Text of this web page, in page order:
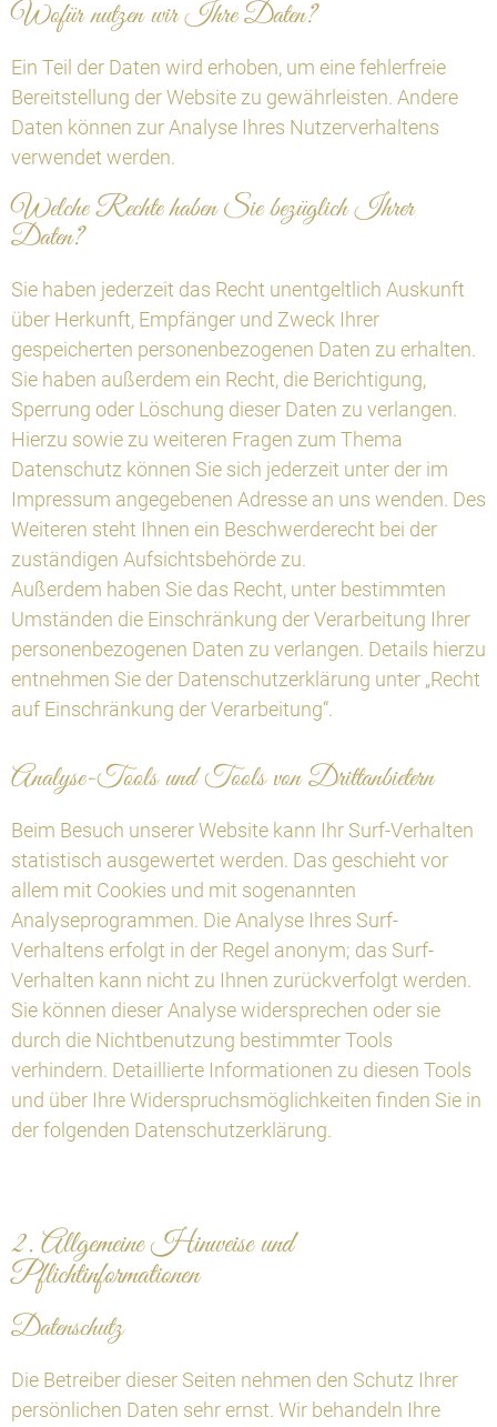
Wofür nutzen wir Ihre Daten?
Ein Teil der Daten wird erhoben, um eine fehlerfreie
Bereitstellung der Website zu gewährleisten. Andere
Daten können zur Analyse Ihres Nutzerverhaltens
verwendet werden.
Welche Rechte haben Sie bezüglich Ihrer
Daten?
Sie haben jederzeit das Recht unentgeltlich Auskunft
über Herkunft, Empfänger und Zweck Ihrer
gespeicherten personenbezogenen Daten zu erhalten.
Sie haben außerdem ein Recht, die Berichtigung,
Sperrung oder Löschung dieser Daten zu verlangen.
Hierzu sowie zu weiteren Fragen zum Thema
Datenschutz können Sie sich jederzeit unter der im
Impressum angegebenen Adresse an uns wenden. Des
Weiteren steht Ihnen ein Beschwerderecht bei der
zuständigen Aufsichtsbehörde zu.
Außerdem haben Sie das Recht, unter bestimmten
Umständen die Einschränkung der Verarbeitung Ihrer
personenbezogenen Daten zu verlangen. Details hierzu
entnehmen Sie der Datenschutzerklärung unter „Recht
auf Einschränkung der Verarbeitung“.
Analyse-Tools und Tools von Drittanbietern
Beim Besuch unserer Website kann Ihr Surf-Verhalten
statistisch ausgewertet werden. Das geschieht vor
allem mit Cookies und mit sogenannten
Analyseprogrammen. Die Analyse Ihres Surf-
Verhaltens erfolgt in der Regel anonym; das Surf-
Verhalten kann nicht zu Ihnen zurückverfolgt werden.
Sie können dieser Analyse widersprechen oder sie
durch die Nichtbenutzung bestimmter Tools
verhindern. Detaillierte Informationen zu diesen Tools
und über Ihre Widerspruchsmöglichkeiten finden Sie in
der folgenden Datenschutzerklärung.
2. Allgemeine Hinweise und
Pflichtinformationen
Datenschutz
Die Betreiber dieser Seiten nehmen den Schutz Ihrer
persönlichen Daten sehr ernst. Wir behandeln Ihre